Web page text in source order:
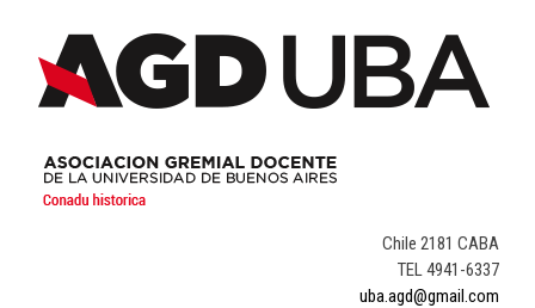
content
Chile 2181 CABA
TEL 4941-6337
uba.agd@gmail.com